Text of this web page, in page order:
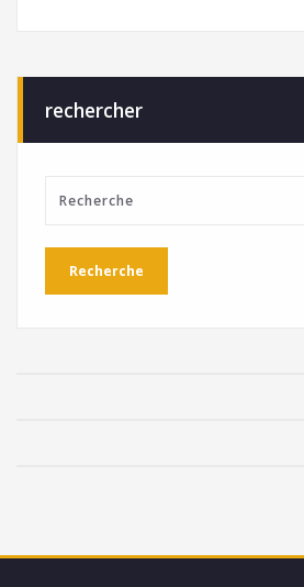
rechercher